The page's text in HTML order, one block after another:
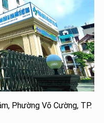
Phường Võ Cường, TP.